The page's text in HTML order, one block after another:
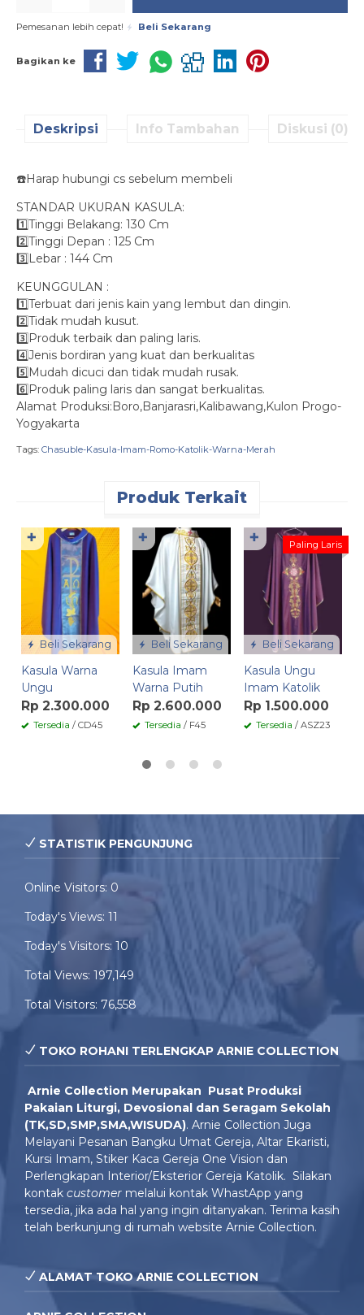
Pemesanan lebih cepat! Beli Sekarang
Bagikan ke
Deskripsi Info Tambahan Diskusi (0)
☎️Harap hubungi cs sebelum membeli
STANDAR UKURAN KASULA:
1️⃣Tinggi Belakang: 130 Cm
2️⃣Tinggi Depan : 125 Cm
3️⃣Lebar : 144 Cm
KEUNGGULAN :
1️⃣Terbuat dari jenis kain yang lembut dan dingin.
2️⃣Tidak mudah kusut.
3️⃣Produk terbaik dan paling laris.
4️⃣Jenis bordiran yang kuat dan berkualitas
5️⃣Mudah dicuci dan tidak mudah rusak.
6️⃣Produk paling laris dan sangat berkualitas.
Alamat Produksi:Boro,Banjarasri,Kalibawang,Kulon Progo-
Yogyakarta
Tags: Chasuble-Kasula-Imam-Romo-Katolik-Warna-Merah
Produk Terkait
Beli Sekarang
Kasula Warna
Ungu
Rp 2.300.000
Tersedia / CD45
✚
Beli Sekarang
Kasula Imam
Warna Putih
Rp 2.600.000
Tersedia / F45
✚
Beli Sekarang
Paling Laris
Kasula Ungu
Imam Katolik
Rp 1.500.000
Tersedia / ASZ23
✚
STATISTIK PENGUNJUNG
Online Visitors: 0
Today's Views: 11
Today's Visitors: 10
Total Views: 197,149
Total Visitors: 76,558
TOKO ROHANI TERLENGKAP ARNIE COLLECTION
Arnie Collection Merupakan Pusat Produksi
Pakaian Liturgi, Devosional dan Seragam Sekolah
(TK,SD,SMP,SMA,WISUDA). Arnie Collection Juga
Melayani Pesanan Bangku Umat Gereja, Altar Ekaristi,
Kursi Imam, Stiker Kaca Gereja One Vision dan
Perlengkapan Interior/Eksterior Gereja Katolik. Silakan
kontak customer melalui kontak WhastApp yang
tersedia, jika ada hal yang ingin ditanyakan. Terima kasih
telah berkunjung di rumah website Arnie Collection.
ALAMAT TOKO ARNIE COLLECTION